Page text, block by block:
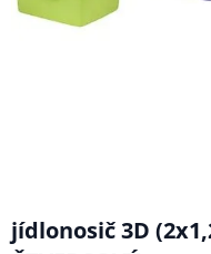
jídlonosič 3D